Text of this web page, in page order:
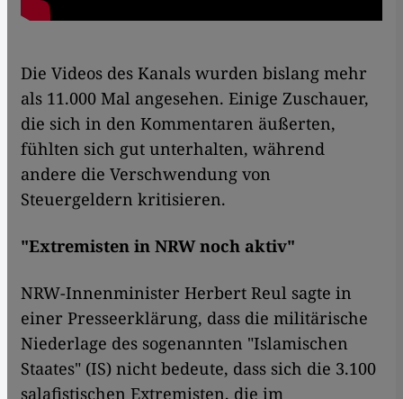
Die Videos des Kanals wurden bislang mehr
als 11.000 Mal angesehen. Einige Zuschauer,
die sich in den Kommentaren äußerten,
fühlten sich gut unterhalten, während
andere die Verschwendung von
Steuergeldern kritisieren.
"Extremisten in NRW noch aktiv"
NRW-Innenminister Herbert Reul sagte in
einer Presseerklärung, dass die militärische
Niederlage des sogenannten "Islamischen
Staates" (IS) nicht bedeute, dass sich die 3.100
salafistischen Extremisten, die im